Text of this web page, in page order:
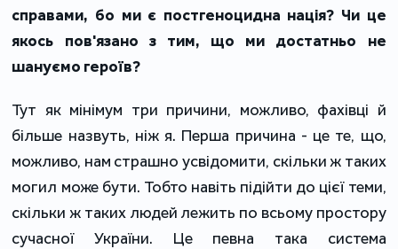
справами, бо ми є постгеноцидна нація? Чи це
якось пов'язано з тим, що ми достатньо не
шануємо героїв?
Тут як мінімум три причини, можливо, фахівці й
більше назвуть, ніж я. Перша причина - це те, що,
можливо, нам страшно усвідомити, скільки ж таких
могил може бути. Тобто навіть підійти до цієї теми,
скільки ж таких людей лежить по всьому простору
сучасної України. Це певна така система